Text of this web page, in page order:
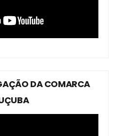
DA COMARCA